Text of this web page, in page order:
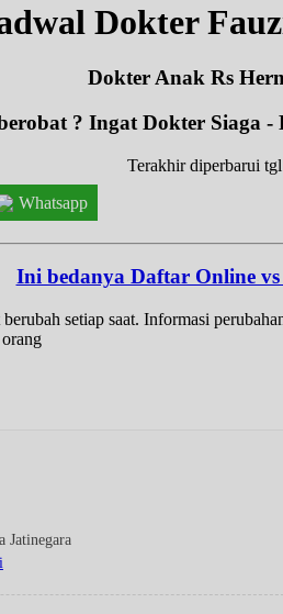
Dokter
Dokter Anak Rs
? Ingat Dokter Siaga
Terakhir diperbarui
Whatsapp
Ini bedanya Daftar Online
setiap saat. Informasi
orang
Jatinegara